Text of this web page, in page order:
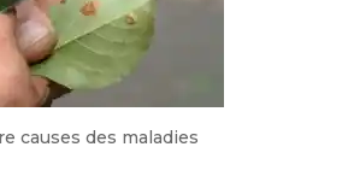
causes des maladies